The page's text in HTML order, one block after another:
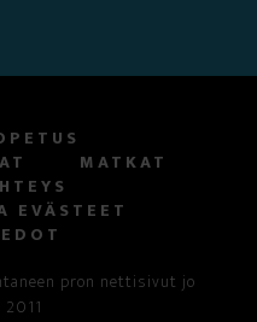
MATKAT
EVÄSTEET
pron nettisivut jo